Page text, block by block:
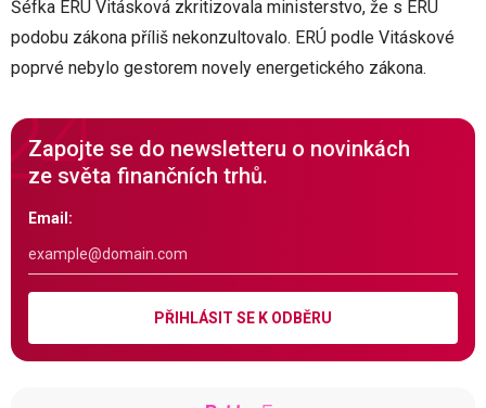
Šéfka ERÚ Vitásková zkritizovala ministerstvo, že s ERÚ
podobu zákona příliš nekonzultovalo. ERÚ podle Vitáskové
poprvé nebylo gestorem novely energetického zákona.
Zapojte se do newsletteru o novinkách
ze světa finančních trhů.
Email:
PŘIHLÁSIT SE K ODBĚRU